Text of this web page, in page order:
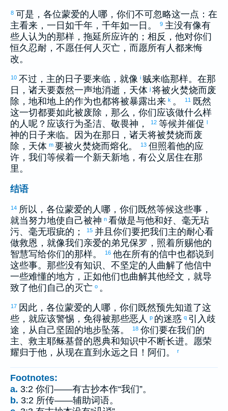
8 可是，各位蒙爱的人哪，你们不可忽略这一点：在
主看来，一日如千年，千年如一日。
9 主没有像有
些人认为的那样，拖延所应许的；相反，他对你们
恒久忍耐，不愿任何人灭亡，而愿所有人都来悔
改。
10 不过，主的日子要来临，就像 i 贼来临那样。在那
日，诸天要轰然一声地消逝，天体 j 将被火焚烧而废
除，地和地上的作为也都将被暴露出来 k 。 11
既然
这一切都要如此被废除，那么，你们应该做什么样
的人呢？应该行为圣洁、敬畏神，
12 等候并催促
神的日子来临。因为在那日，诸天将被焚烧而废
除，天体 m 要被火焚烧而熔化。 13 但照着他的应
许，我们等候着一个新天新地，有公义居住在那
里。
结语
14 所以，各位蒙爱的人哪，你们既然等候这些事，
就当努力地使自己被神 n 看做是与他和好、毫无玷
污、毫无瑕疵的；
15 并且你们要把我们主的耐心看
做救恩，就像我们亲爱的弟兄保罗 ，照着所赐他的
智慧写给你们的那样。
16 他在所有的信中也都说到
这些事。那些没有知识、不坚定的人曲解了他信中
一些难懂的地方，正如他们也曲解其他经文，就导
致了他们自己的灭亡 o 。
17 因此，各位蒙爱的人哪，你们既然预先知道了这
些，就应该警惕，免得被那些恶人 p 的迷惑 q 引入歧
途，从自己坚固的地步坠落。
18 你们要在我们的
主、救主耶稣基督的恩典和知识中不断长进。愿荣
耀归于他，从现在直到永远之日！阿们。
r
Footnotes:
a. 3:2 你们——有古抄本作“我们”。
b. 3:2 所传——辅助词语。